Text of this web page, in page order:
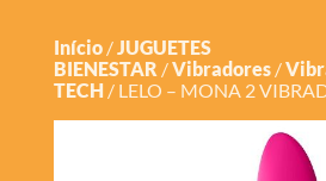
Início/ JUGUETES
BIENESTAR /Vibradores/
TECH / LELO – MONA 2